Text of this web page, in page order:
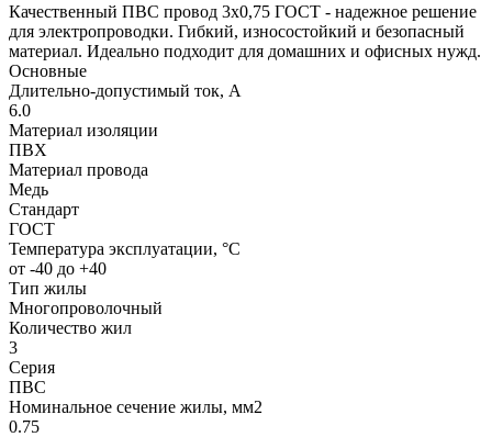
Качественный ПВС провод 3х0,75 ГОСТ - надежное решение
для электропроводки. Гибкий, износостойкий и безопасный
материал. Идеально подходит для домашних и офисных нужд.
Основные
Длительно-допустимый ток, А
6.0
Материал изоляции
ПВХ
Материал провода
Медь
Стандарт
ГОСТ
Температура эксплуатации, °С
от -40 до +40
Тип жилы
Многопроволочный
Количество жил
3
Серия
ПВС
Номинальное сечение жилы, мм2
0.75